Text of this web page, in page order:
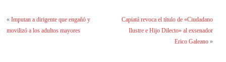
«Imputan a dirigente que engañó y
movilizó a los adultos mayores
Capiatá revoca el título de «Ciudadano
Ilustre e Hijo Dilecto» al exsenador
Erico Galeano»